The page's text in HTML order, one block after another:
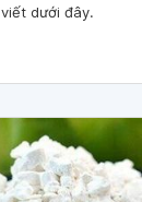
dưới đây.